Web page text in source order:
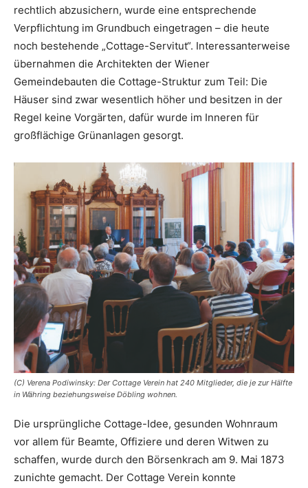
rechtlich abzusichern, wurde eine entsprechende
Verpflichtung im Grundbuch eingetragen – die heute
noch bestehende „Cottage-Servitut“. Interessanterweise
übernahmen die Architekten der Wiener
Gemeindebauten die Cottage-Struktur zum Teil: Die
Häuser sind zwar wesentlich höher und besitzen in der
Regel keine Vorgärten, dafür wurde im Inneren für
großflächige Grünanlagen gesorgt.
(C) Verena Podiwinsky: Der Cottage Verein hat 240 Mitglieder, die je zur Hälfte
in Währing beziehungsweise Döbling wohnen.
Die ursprüngliche Cottage-Idee, gesunden Wohnraum
vor allem für Beamte, Offiziere und deren Witwen zu
schaffen, wurde durch den Börsenkrach am 9. Mai 1873
zunichte gemacht. Der Cottage Verein konnte